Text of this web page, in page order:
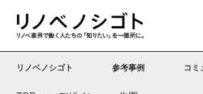
リノベノシゴト 参考事例 コミ